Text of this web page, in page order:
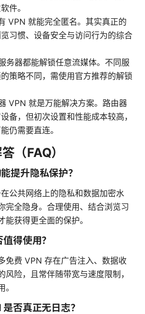
件。
VPN 就能完全匿名。其实真正的
习惯、设备安全与访问行为的综合
务器都能解锁任意流媒体。不同服
策略不同，需使用官方推荐的解锁
VPN 就是万能解决方案。路由器
备，但初次设置和性能成本较高，
仍需要直连。
（FAQ）
提升隐私保护？
公共网络上的隐私和数据加密水
完全隐身。合理使用、结合浏览习
能获得更全面的保护。
得使用？
免费 VPN 存在广告注入、数据收
风险，且常伴随带宽与速度限制，
否真正无日志？